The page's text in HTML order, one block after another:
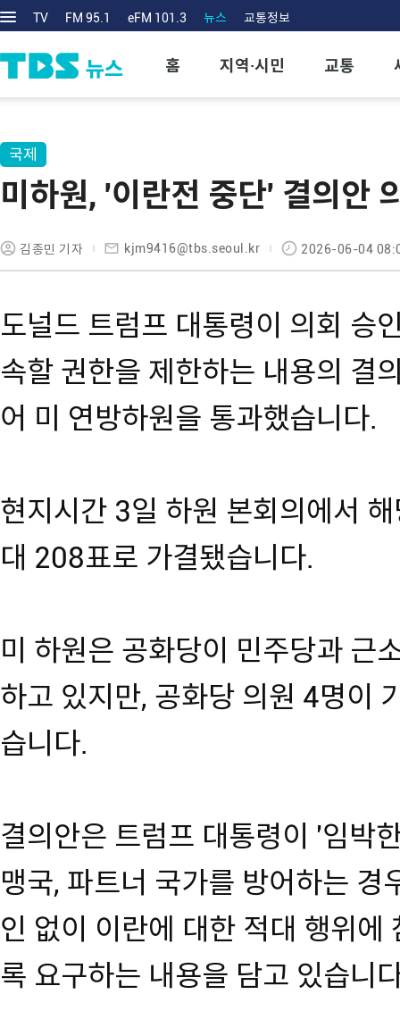
TV FM 95.1 eFM 101.3 뉴스 교통정보
홈 지역·시민 교통
국제
미하원, '이란전 중단' 결의안
김종민 기자 kjm9416@tbs.seoul.kr 2026-06-04
도널드 트럼프 대통령이 의회 승
속할 권한을 제한하는 내용의 결
어 미 연방하원을 통과했습니다.
현지시간 3일 하원 본회의에서
대 208표로 가결됐습니다.
미 하원은 공화당이 민주당과 근
하고 있지만, 공화당 의원 4명이
습니다.
결의안은 트럼프 대통령이 '임박
맹국, 파트너 국가를 방어하는 경
인 없이 이란에 대한 적대 행위에
록 요구하는 내용을 담고 있습니